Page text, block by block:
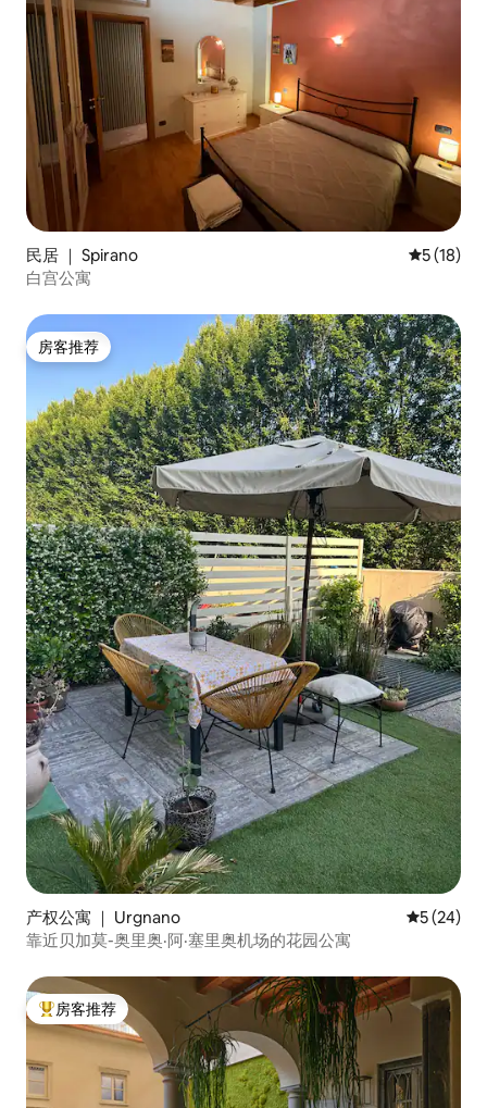
民居 ｜ Spirano 平均评分
5 (18)
白宫公寓
房客推荐
房客推荐
产权公寓 ｜ Urgnano 平均评分
5 (24)
靠近贝加莫-奥里奥·阿·塞里奥机场的花园公寓
热门「房客推荐」
房客推荐